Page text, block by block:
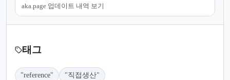
aka.page 업데이트 내역 보기
태그
"reference" "직접생산"